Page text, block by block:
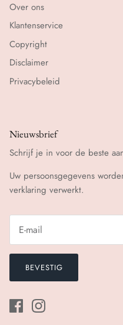
Over ons
Klantenservice
Copyright
Disclaimer
Privacybeleid
Nieuwsbrief
Schrijf je in voor de beste
Uw persoonsgegevens
verklaring verwerkt.
BEVESTIG